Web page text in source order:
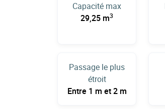
Capacité max
29,25 m3
Passage le plus
étroit
Entre 1 m et 2 m